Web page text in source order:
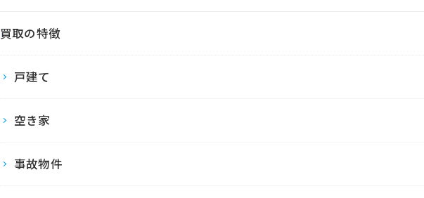
買取の特徴
戸建て
空き家
事故物件